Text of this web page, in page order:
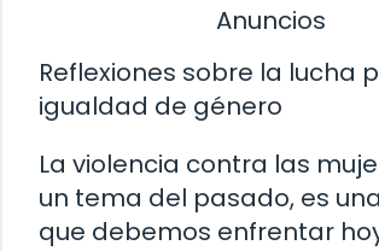
Anuncios
Reflexiones sobre la lucha
igualdad de género
La violencia contra las
un tema del pasado, es
que debemos enfrentar